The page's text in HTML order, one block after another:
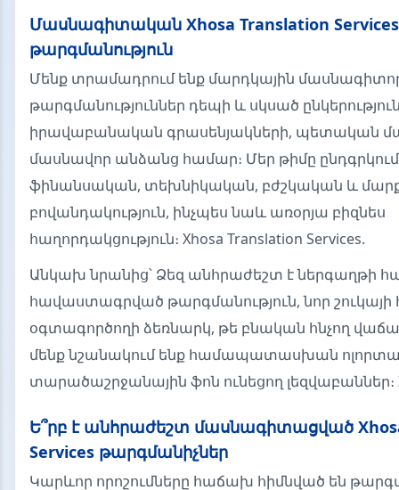
Մասնագիտական Xhosa Translation Services
թարգմանություն
Մենք տրամադրում ենք մարդկային
թարգմանություններ դեպի և սկսած
իրավաբանական գրասենյակների, պետական
մասնավոր անձանց համար։ Մեր թիմը
ֆինանսական, տեխնիկական, բժշկական և
բովանդակություն, ինչպես նաև առօրյա բիզնես
հաղորդակցություն։ Xhosa Translation Services.
Անկախ նրանից՝ Ձեզ անհրաժեշտ է ներգաղթի
հավաստագրված թարգմանություն, նոր
օգտագործողի ձեռնարկ, թե բնական հնչող
մենք նշանակում ենք համապատասխան
տարածաշրջանային ֆոն ունեցող լեզվաբաններ։
Ե՞րբ է անհրաժեշտ մասնագիտացված
Services թարգմանիչներ
Կարևոր որոշումները հաճախ հիմնված են